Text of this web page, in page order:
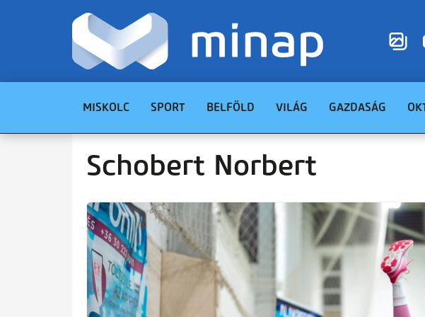
MISKOLC SPORT BELFÖLD VILÁG GAZDASÁG
Schobert Norbert